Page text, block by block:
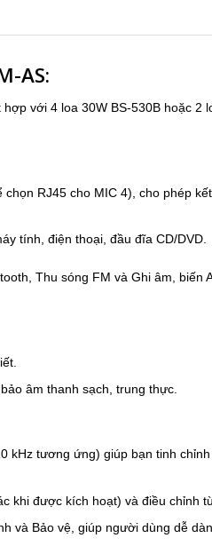
AS:
với 4 loa 30W BS-530B hoặc
RJ45 cho MIC 4), cho phép
tính, điện thoại, đầu đĩa CD/DVD.
Thu sóng FM và Ghi âm,
âm thanh sạch, trung thực.
kHz tương ứng) giúp bạn tinh
khi được kích hoạt) và điều chỉnh
và Bảo vệ, giúp người dùng dễ